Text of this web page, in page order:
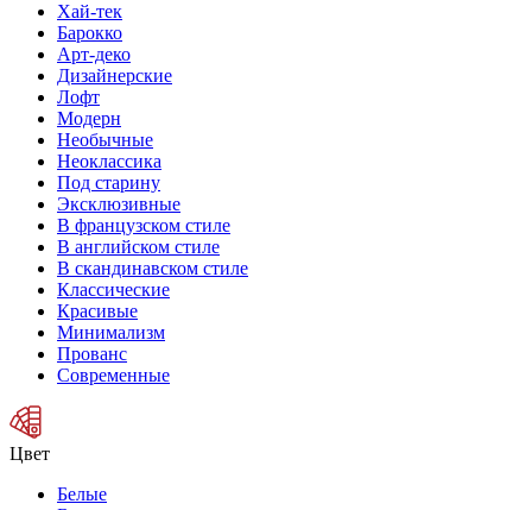
Хай-тек
Барокко
Арт-деко
Дизайнерские
Лофт
Модерн
Необычные
Неоклассика
Под старину
Эксклюзивные
В французском стиле
В английском стиле
В скандинавском стиле
Классические
Красивые
Минимализм
Прованс
Современные
Цвет
Белые